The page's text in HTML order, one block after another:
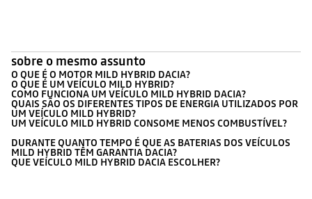
sobre o mesmo assunto
O QUE É O MOTOR MILD HYBRID DACIA?
O QUE É UM VEÍCULO MILD HYBRID?
COMO FUNCIONA UM VEÍCULO MILD HYBRID DACIA?
QUAIS SÃO OS DIFERENTES TIPOS DE ENERGIA UTILIZADOS POR
UM VEÍCULO MILD HYBRID?
UM VEÍCULO MILD HYBRID CONSOME MENOS COMBUSTÍVEL?
DURANTE QUANTO TEMPO É QUE AS BATERIAS DOS VEÍCULOS
MILD HYBRID TÊM GARANTIA DACIA?
QUE VEÍCULO MILD HYBRID DACIA ESCOLHER?